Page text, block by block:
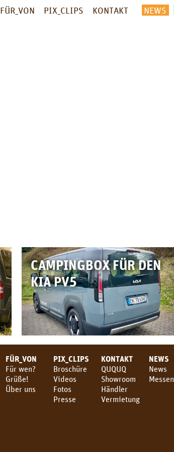
FÜR_VON PIX_CLIPS KONTAKT NEWS
CAMPINGBOX FÜR DEN
KIA PV5
FÜR_VON
Für wen?
Grüße!
Über uns
PIX_CLIPS
Broschüre
Videos
Fotos
Presse
KONTAKT
QUQUQ
Showroom
Händler
Vermietung
NEWS
News
Messen